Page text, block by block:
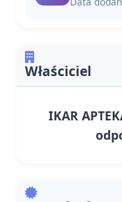
Właściciel
IKAR